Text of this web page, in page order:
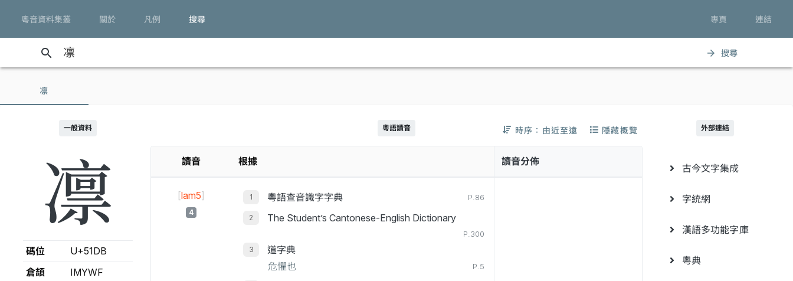
粵音資料集叢 關於 凡例 搜尋 專頁 連結
search arrow_forward 搜尋
凛
一般資料
凛
碼位
U+51DB
倉頡
IMYWF
粵語讀音 時序：由近至遠 隱藏概覽
讀音 根據
[lam5]
4
粵語查音識字字典 P.86
The Student’s Cantonese-English Dictionary
P.300
道字典
危懼也
P.5
讀音分佈
外部連結
古今文字集成
字統網
漢語多功能字庫
粵典